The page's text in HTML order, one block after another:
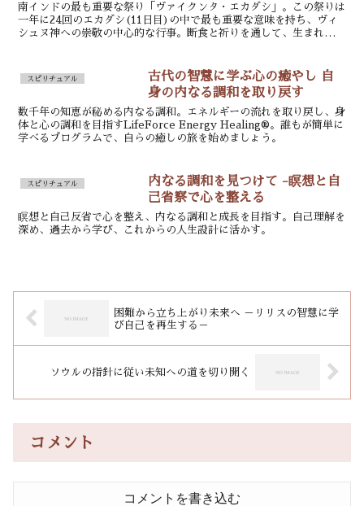
南インドの最も重要な祭り「ヴァイクンタ・エカダシ」。この祭りは
一年に24回のエカダシ(11日目)の中で最も重要な意味を持ち、ヴィ
シュヌ神への崇敬の中心的な行事。断食と祈りを通して、生まれ変わ
スピリチュアル
古代の智慧に学ぶ心の癒やし 自
身の内なる調和を取り戻す
数千年の知恵が秘める内なる調和。エネルギーの流れを取り戻し、身
体と心の調和を目指すLifeForce Energy Healing®。誰もが簡単に
学べるプログラムで、自らの癒しの旅を始めましょう。
スピリチュアル
内なる調和を見つけて -瞑想と自
己省察で心を整える
瞑想と自己反省で心を整え、内なる調和と成長を目指す。自己理解を
深め、過去から学び、これからの人生設計に活かす。
困難から立ち上がり未来へ －リリスの智慧に学
び自己を再生する－
ソウルの指針に従い未知への道を切り開く
コメント
コメントを書き込む